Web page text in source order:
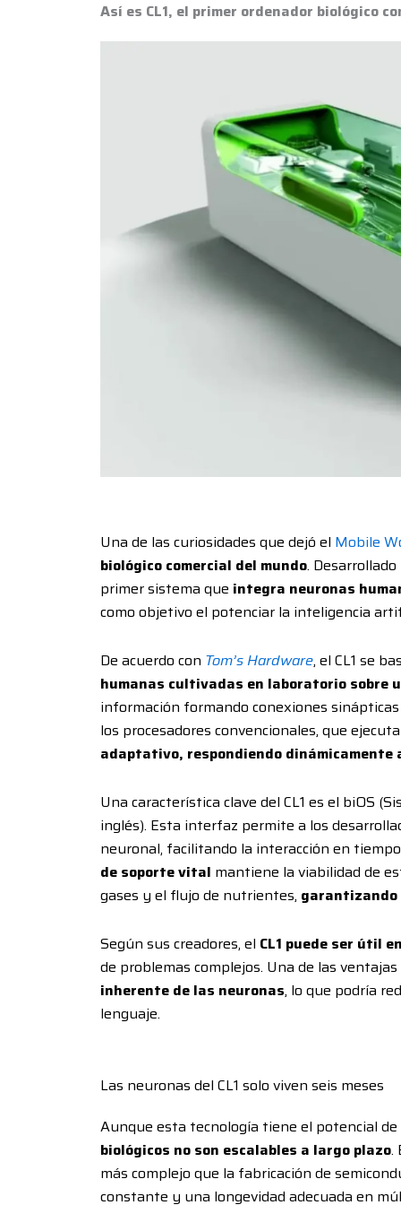
Así es CL1, el primer ordenador biológico
Una de las curiosidades que dejó el Mobile
biológico comercial del mundo.
primer sistema que integra neuronas
como objetivo el potenciar la inteligencia
De acuerdo con Tom’s Hardware, el CL1 se
humanas cultivadas en laboratorio sobre
información formando conexiones
los procesadores convencionales, que
adaptativo, respondiendo dinámicamente
Una característica clave del CL1 es el biOS
inglés). Esta interfaz permite a los
neuronal, facilitando la interacción en
de soporte vital mantiene la viabilidad de
gases y el flujo de nutrientes, garantizando
Según sus creadores, el CL1 puede ser útil
de problemas complejos. Una de las
inherente de las neuronas, lo que podría
lenguaje.
Las neuronas del CL1 solo viven seis meses
Aunque esta tecnología tiene el potencial
biológicos no son escalables a largo plazo.
más complejo que la fabricación de
constante y una longevidad adecuada en